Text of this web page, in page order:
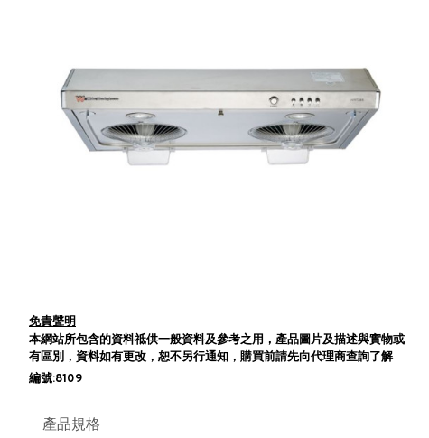
免責聲明
本網站所包含的資料祗供一般資料及參考之用，產品圖片及描述與實物或
有區別，資料如有更改，恕不另行通知，購買前請先向代理商查詢了解
編號:8109
產品規格